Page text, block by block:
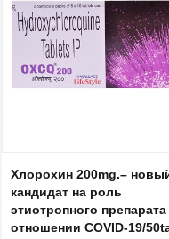
Хлорохин 200mg.–
кандидат на роль
этиотропного
отношении COVID-19/